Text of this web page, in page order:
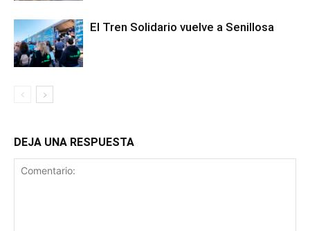
El Tren Solidario vuelve a Senillosa
DEJA UNA RESPUESTA